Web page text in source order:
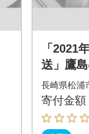
「2021
送」鷹
タイ(約
長崎県松浦
寄付金額